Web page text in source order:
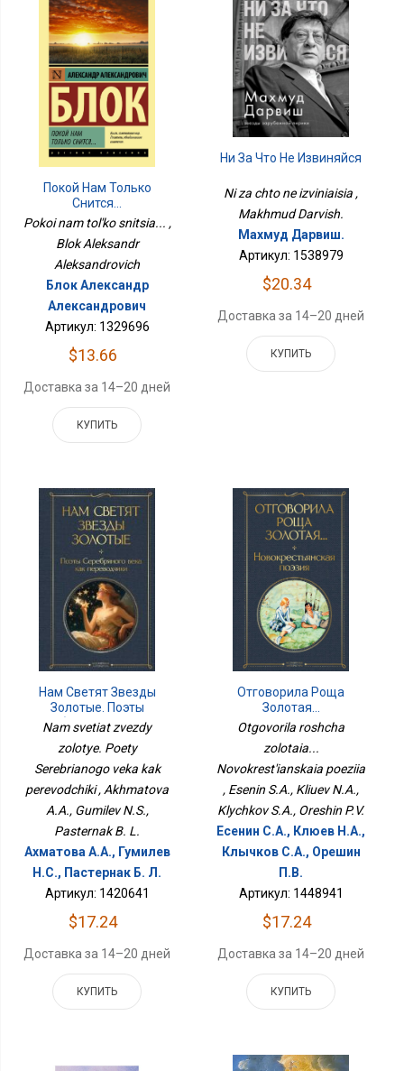
Покой Нам Только
Снится...
Pokoi nam tol'ko snitsia... ,
Blok Aleksandr
Aleksandrovich
Блок Александр
Александрович
Артикул: 1329696
$13.66
Доставка за 14–20 дней
КУПИТЬ
Ни За Что Не Извиняйся
Ni za chto ne izviniaisia ,
Makhmud Darvish.
Махмуд Дарвиш.
Артикул: 1538979
$20.34
Доставка за 14–20 дней
КУПИТЬ
Нам Светят Звезды
Золотые. Поэты
Серебряного Века Как
Nam svetiat zvezdy
zolotye. Poety
Serebrianogo veka kak
perevodchiki , Akhmatova
A.A., Gumilev N.S.,
Pasternak B. L.
Ахматова А.А., Гумилев
Н.С., Пастернак Б. Л.
Артикул: 1420641
$17.24
Доставка за 14–20 дней
КУПИТЬ
Отговорила Роща
Золотая...
Новокрестьянская
Otgovorila roshcha
zolotaia...
Novokrest'ianskaia poeziia
, Esenin S.A., Kliuev N.A.,
Klychkov S.A., Oreshin P.V.
Есенин С.А., Клюев Н.А.,
Клычков С.А., Орешин
П.В.
Артикул: 1448941
$17.24
Доставка за 14–20 дней
КУПИТЬ